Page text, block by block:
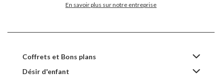
En savoir plus sur notre entreprise
Coffrets et Bons plans
Désir d'enfant